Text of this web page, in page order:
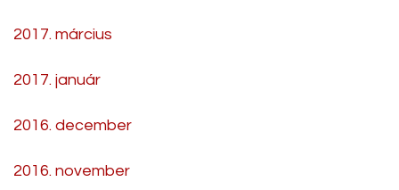
2017. március
2017. január
2016. december
2016. november